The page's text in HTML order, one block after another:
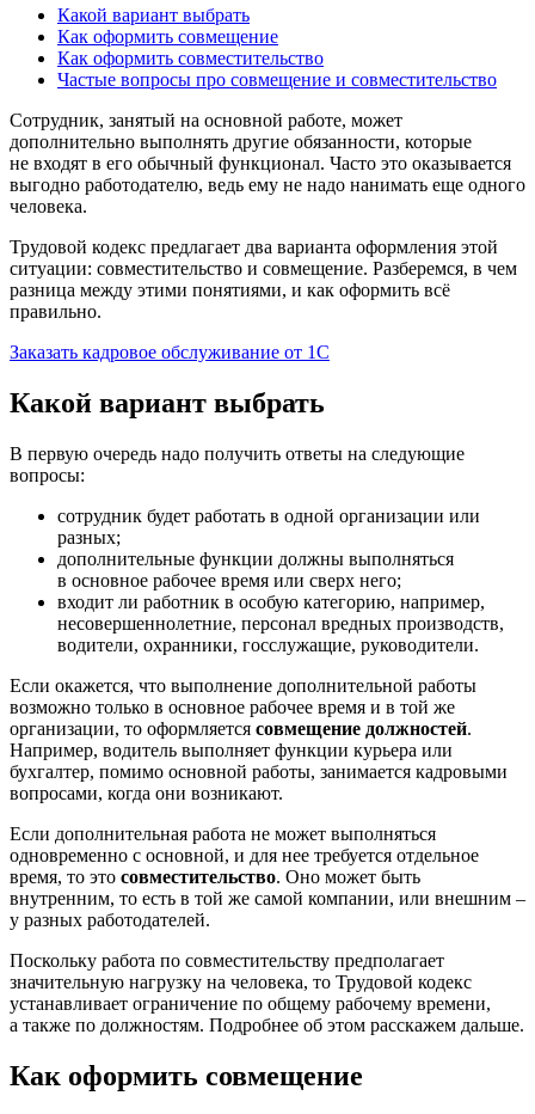
Какой вариант выбрать
Как оформить совмещение
Как оформить совместительство
Частые вопросы про совмещение и совместительство
Сотрудник, занятый на основной работе, может
дополнительно выполнять другие обязанности, которые
не входят в его обычный функционал. Часто это оказывается
выгодно работодателю, ведь ему не надо нанимать еще одного
человека.
Трудовой кодекс предлагает два варианта оформления этой
ситуации: совместительство и совмещение. Разберемся, в чем
разница между этими понятиями, и как оформить всё
правильно.
Заказать кадровое обслуживание от 1С
Какой вариант выбрать
В первую очередь надо получить ответы на следующие
вопросы:
сотрудник будет работать в одной организации или
разных;
дополнительные функции должны выполняться
в основное рабочее время или сверх него;
входит ли работник в особую категорию, например,
несовершеннолетние, персонал вредных производств,
водители, охранники, госслужащие, руководители.
Если окажется, что выполнение дополнительной работы
возможно только в основное рабочее время и в той же
организации, то оформляется совмещение должностей.
Например, водитель выполняет функции курьера или
бухгалтер, помимо основной работы, занимается кадровыми
вопросами, когда они возникают.
Если дополнительная работа не может выполняться
одновременно с основной, и для нее требуется отдельное
время, то это совместительство. Оно может быть
внутренним, то есть в той же самой компании, или внешним –
у разных работодателей.
Поскольку работа по совместительству предполагает
значительную нагрузку на человека, то Трудовой кодекс
устанавливает ограничение по общему рабочему времени,
а также по должностям. Подробнее об этом расскажем дальше.
Как оформить совмещение